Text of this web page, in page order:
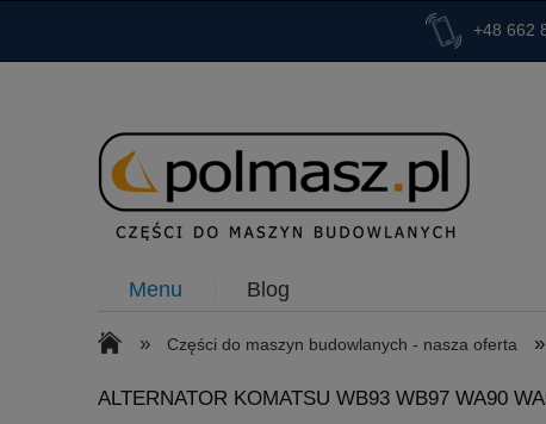
+48 662
Menu Blog
» Części do maszyn budowlanych - nasza oferta »
ALTERNATOR KOMATSU WB93 WB97 WA90